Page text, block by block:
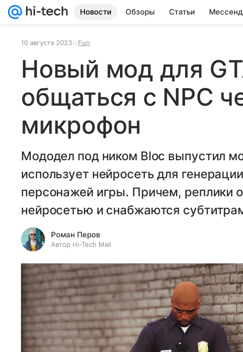
Новости Обзоры Статьи
10 августа 2023 Fun
Новый мод для
общаться с NPC
микрофон
Мододел под ником Bloc выпустил
использует нейросеть для
персонажей игры. Причем, реплики
нейросетью и снабжаются
Роман Перов
Автор Hi-Tech Mail